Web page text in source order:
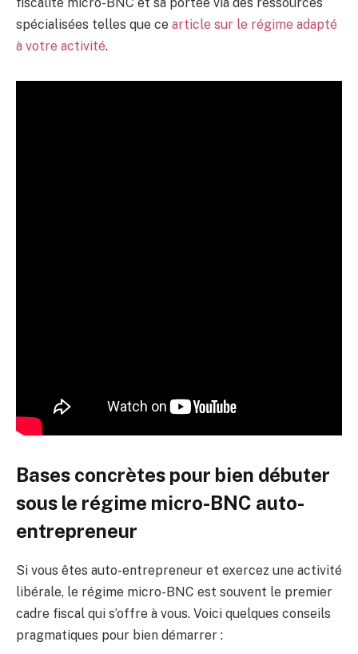
spécialisées telles que ce article sur le régime adapté
à votre activité.
Bases concrètes pour bien débuter
sous le régime micro-BNC auto-
entrepreneur
Si vous êtes auto-entrepreneur et exercez une activité
libérale, le régime micro-BNC est souvent le premier
cadre fiscal qui s’offre à vous. Voici quelques conseils
pragmatiques pour bien démarrer :